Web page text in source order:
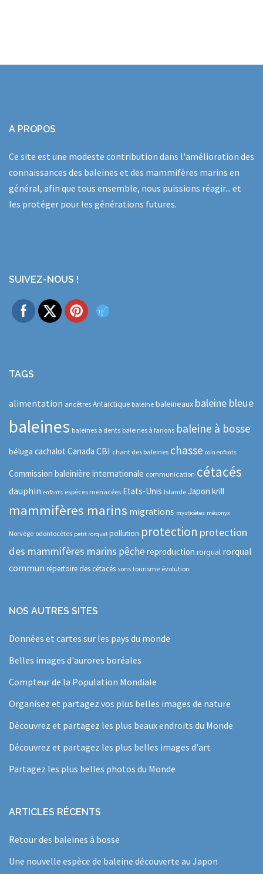
A PROPOS
Ce site est une modeste contribution dans l'amélioration des
connaissances des baleines et des mammifères marins en
général, afin que tous ensemble, nous puissions réagir... et
les protéger pour les générations futures.
SUIVEZ-NOUS !
TAGS
alimentation ancêtres Antarctique baleine baleineaux baleine bleue
baleines baleines à dents baleines à fanons baleine à bosse
béluga cachalot Canada CBI chant des baleines chasse coin enfants
Commission baleinière internationale communication cétacés
dauphin enfants espèces menacées Etats-Unis Islande Japon krill
mammifères marins migrations mysticètes mésonyx
Norvège odontocètes petit rorqual pollution protection protection
des mammifères marins pêche reproduction rorqual rorqual
commun répertoire des cétacés sons tourisme évolution
NOS AUTRES SITES
Données et cartes sur les pays du monde
Belles images d'aurores boréales
Compteur de la Population Mondiale
Organisez et partagez vos plus belles images de nature
Découvrez et partagez les plus beaux endroits du Monde
Découvrez et partagez les plus belles images d'art
Partagez les plus belles photos du Monde
ARTICLES RÉCENTS
Retour des baleines à bosse
Une nouvelle espèce de baleine découverte au Japon